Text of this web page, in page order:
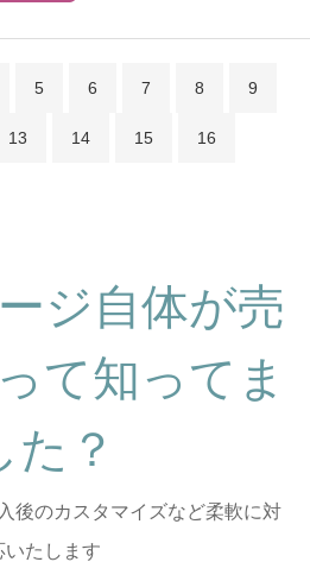
5 6 7 8 9
13 14 15 16
ジ自体が売
て知ってま
た？
後のカスタマイズなど柔軟に対
いたします